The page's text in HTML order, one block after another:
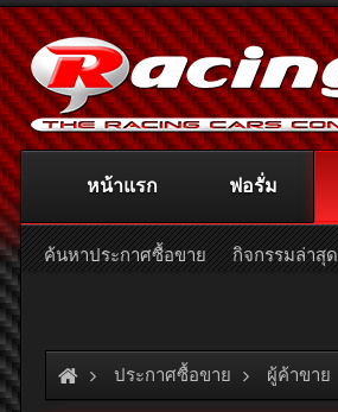
ประกาศซื้อขาย ผู้ค้าขาย
หน้าแรก ฟอรั่ม
ค้นหาประกาศซื้อขาย กิจกรรมล่าสุด